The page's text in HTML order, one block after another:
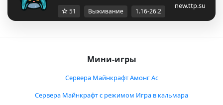
new.ttp.su
51 Выживание 1.16-26.2
Мини-игры
Сервера Майнкрафт Амонг Ас
Сервера Майнкрафт с режимом Игра в кальмара